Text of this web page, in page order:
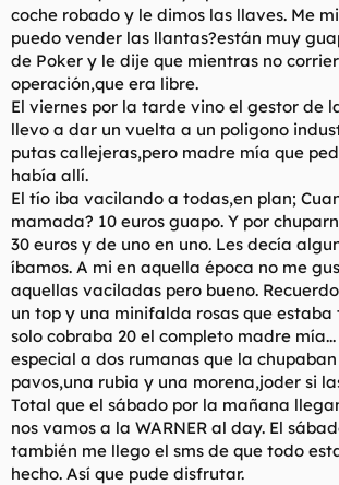
coche robado y le dimos las llaves. Me
puedo vender las llantas?están muy
de Poker y le dije que mientras no
operación,que era libre.
El viernes por la tarde vino el gestor de
llevo a dar un vuelta a un poligono
putas callejeras,pero madre mía que
había allí.
El tío iba vacilando a todas,en plan;
mamada? 10 euros guapo. Y por
30 euros y de uno en uno. Les decía
íbamos. A mi en aquella época no me
aquellas vaciladas pero bueno.
un top y una minifalda rosas que
solo cobraba 20 el completo madre
especial a dos rumanas que la
pavos,una rubia y una morena,joder si
Total que el sábado por la mañana
nos vamos a la WARNER al day. El
también me llego el sms de que todo
hecho. Así que pude disfrutar.